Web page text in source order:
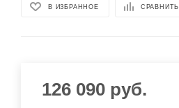
В ИЗБРАННОЕ СРАВНИТЬ
126 090 руб.